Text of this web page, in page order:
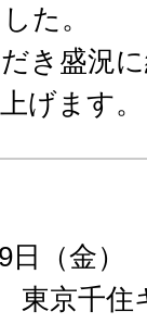
た。
き盛況
げます。
（金）
東京千住